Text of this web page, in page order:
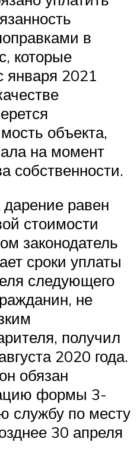
в
которые
января 2021
объекта,
на момент
собственности.
равен
стоимости
законодатель
сроки уплаты
следующего
не
получил
2020 года.
обязан
формы 3-
службу по месту
30 апреля